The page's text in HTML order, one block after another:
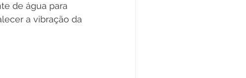
de água para
a vibração da